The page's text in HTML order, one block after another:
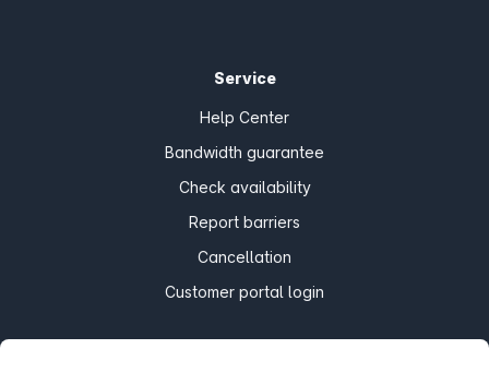
Service
Help Center
Bandwidth guarantee
Check availability
Report barriers
Cancellation
Customer portal login